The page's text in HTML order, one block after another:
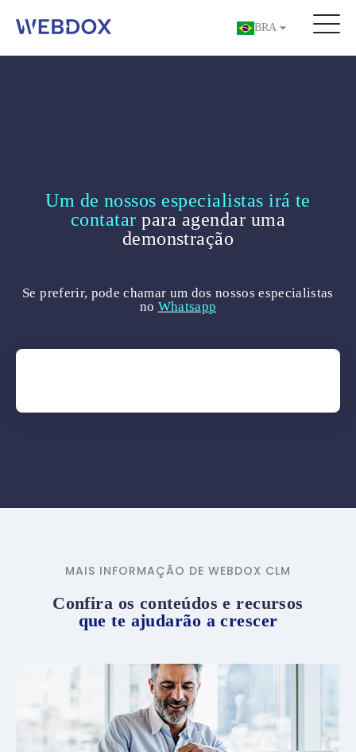
BRA
Um de nossos especialistas irá te
contatar para agendar uma
demonstração
Se preferir, pode chamar um dos nossos especialistas
no Whatsapp
MAIS INFORMAÇÃO DE WEBDOX CLM
Confira os conteúdos e recursos
que te ajudarão a crescer